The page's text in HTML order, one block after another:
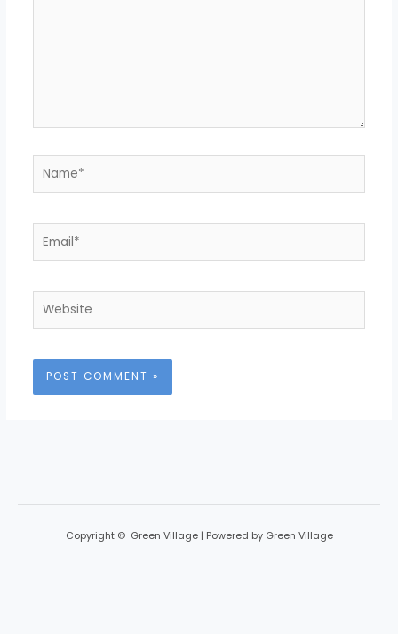
Name*
Email*
Website
Copyright © Green Village | Powered by Green Village